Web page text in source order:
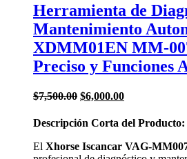
Herramienta de
Mantenimiento
XDMM01EN MM-
Preciso y Funciones
$7,500.00 El
original
$7,500.00.
$6,000.00El
actual
$6,000.00.
Descripción Corta del Producto:
El Xhorse Iscancar VAG-